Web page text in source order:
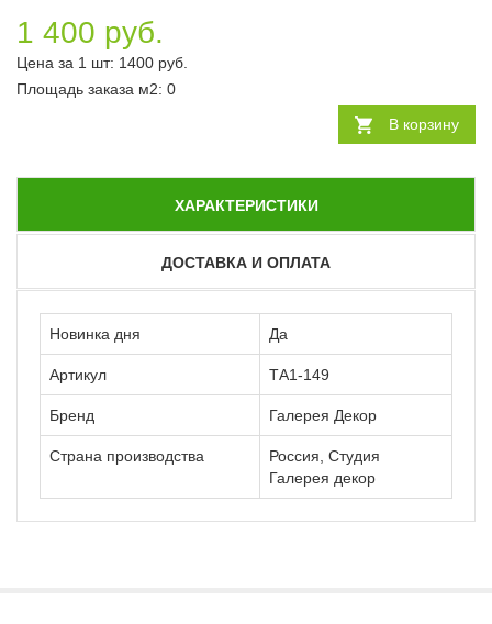
1 400 руб.
Цена за 1 шт: 1400 руб.
Площадь заказа м2: 0
В корзину
ХАРАКТЕРИСТИКИ
ДОСТАВКА И ОПЛАТА
Новинка дня Да
Артикул ТА1-149
Бренд Галерея Декор
Страна производства
Россия, Студия
Галерея декор